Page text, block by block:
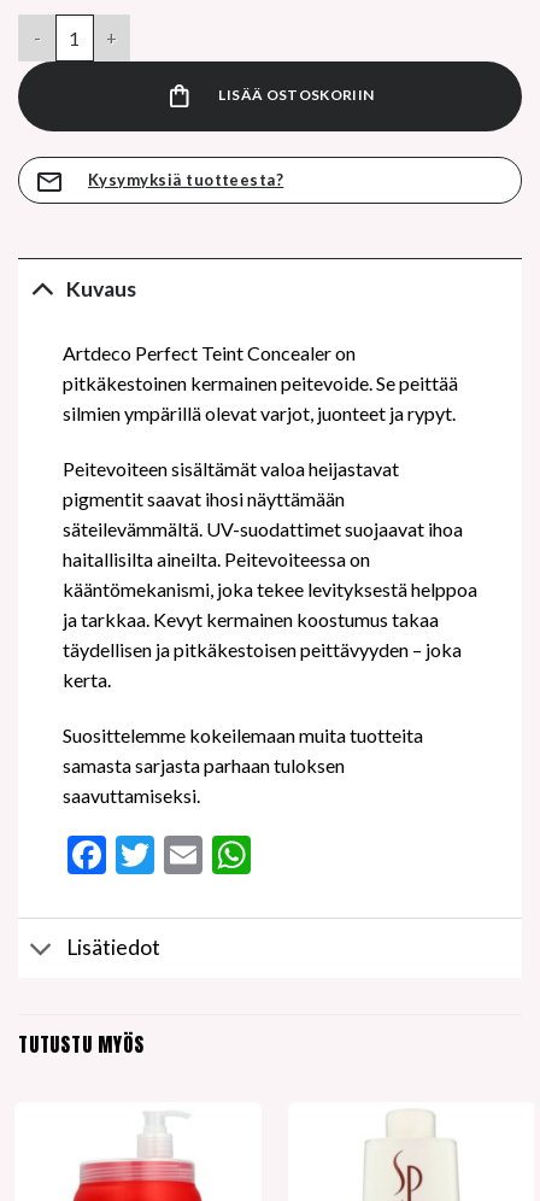
LISÄÄ OSTOSKORIIN
Kysymyksiä tuotteesta?
Kuvaus
Artdeco Perfect Teint Concealer on
pitkäkestoinen kermainen peitevoide. Se peittää
silmien ympärillä olevat varjot, juonteet ja rypyt.
Peitevoiteen sisältämät valoa heijastavat
pigmentit saavat ihosi näyttämään
säteilevämmältä. UV-suodattimet suojaavat ihoa
haitallisilta aineilta. Peitevoiteessa on
kääntömekanismi, joka tekee levityksestä helppoa
ja tarkkaa. Kevyt kermainen koostumus takaa
täydellisen ja pitkäkestoisen peittävyyden – joka
kerta.
Suosittelemme kokeilemaan muita tuotteita
samasta sarjasta parhaan tuloksen
saavuttamiseksi.
Facebook
Twitter
EmailWhatsApp
Lisätiedot
TUTUSTU MYÖS